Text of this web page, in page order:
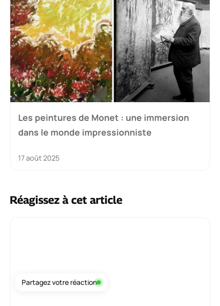
Les peintures de Monet : une immersion
dans le monde impressionniste
17 août 2025
Réagissez à cet article
Partagez votre réaction